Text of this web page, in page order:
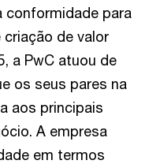
conformidade para
de valor
a PwC atuou de
os seus pares na
aos principais
A empresa
em termos